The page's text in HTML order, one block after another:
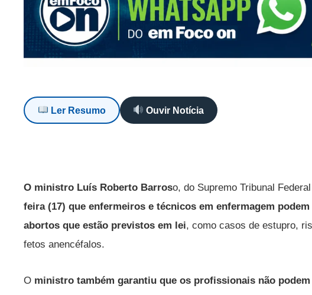
Ler Resumo Ouvir Notícia
O ministro Luís Roberto Barroso, do Supremo Tribunal
feira (17) que enfermeiros e técnicos em enfermagem
abortos que estão previstos em lei, como casos de estupro,
fetos anencéfalos.
O ministro também garantiu que os profissionais não